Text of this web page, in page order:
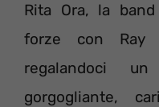
Rita Ora, la
forze con Ray
regalandoci
gorgogliante,